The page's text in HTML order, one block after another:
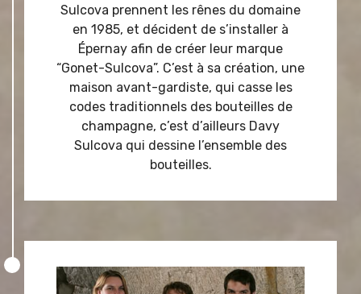
Sulcova prennent les rênes du domaine
en 1985, et décident de s’installer à
Épernay afin de créer leur marque
“Gonet-Sulcova”. C’est à sa création, une
maison avant-gardiste, qui casse les
codes traditionnels des bouteilles de
champagne, c’est d’ailleurs Davy
Sulcova qui dessine l’ensemble des
bouteilles.